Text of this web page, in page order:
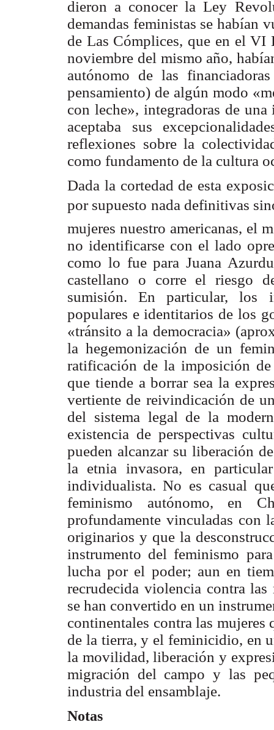
dieron a conocer la Ley
demandas feministas se habían
de Las Cómplices, que en el
noviembre del mismo año,
autónomo de las
pensamiento) de algún modo
con leche», integradoras de
aceptaba sus
reflexiones sobre la
como fundamento de la cultura
Dada la cortedad de esta
por supuesto nada definitivas
mujeres nuestro americanas, el
no identificarse con el lado
como lo fue para Juana
castellano o corre el riesgo
sumisión. En particular, los
populares e identitarios de los
«tránsito a la democracia»
la hegemonización de un
ratificación de la imposición de
que tiende a borrar sea la
vertiente de reivindicación de
del sistema legal de la
existencia de perspectivas
pueden alcanzar su liberación
la etnia invasora, en
individualista. No es casual
feminismo autónomo, en
profundamente vinculadas con
originarios y que la
instrumento del feminismo
lucha por el poder; aun en
recrudecida violencia contra
se han convertido en un
continentales contra las mujeres
de la tierra, y el feminicidio, en
la movilidad, liberación y
migración del campo y las
industria del ensamblaje.
Notas